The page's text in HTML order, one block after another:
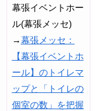
幕張イベントホー
ル(幕張メッセ)
→幕張メッセ：
【幕張イベントホ
ール】のトイレマ
ップと「トイレの
個室の数」を把握